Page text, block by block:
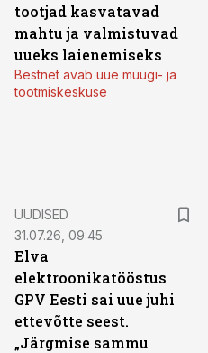
tootjad kasvatavad
mahtu ja valmistuvad
uueks laienemiseks
Bestnet avab uue müügi- ja
tootmiskeskuse
UUDISED
31.07.26, 09:45
Elva
elektroonikatööstus
GPV Eesti sai uue juhi
ettevõtte seest.
„Järgmise sammu